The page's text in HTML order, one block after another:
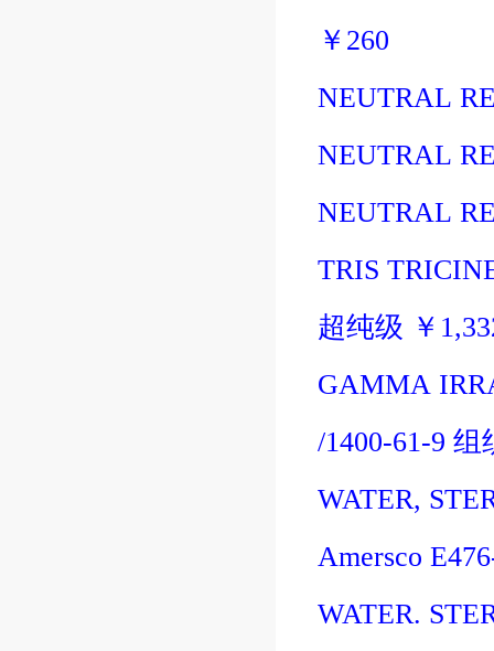
￥ 260
NEUTRAL
NEUTRAL
NEUTRAL
TRIS
超纯级 ￥
GAMMA
/1400-61-9 组
WATER,
Amersco
WATER.